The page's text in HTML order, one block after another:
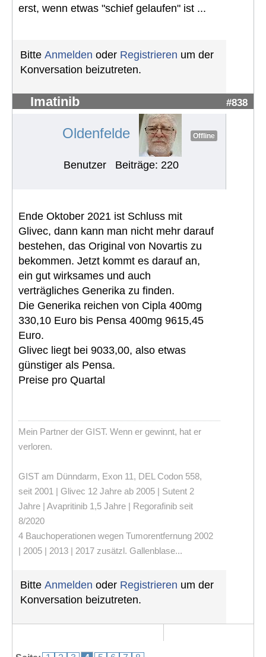
erst, wenn etwas "schief gelaufen" ist ...
Bitte Anmelden oder Registrieren um der
Konversation beizutreten.
Imatinib #838
Oldenfelde Offline
Benutzer Beiträge: 220
Ende Oktober 2021 ist Schluss mit
Glivec, dann kann man nicht mehr darauf
bestehen, das Original von Novartis zu
bekommen. Jetzt kommt es darauf an,
ein gut wirksames und auch
verträgliches Generika zu finden.
Die Generika reichen von Cipla 400mg
330,10 Euro bis Pensa 400mg 9615,45
Euro.
Glivec liegt bei 9033,00, also etwas
günstiger als Pensa.
Preise pro Quartal
Mein Partner der GIST. Wenn er gewinnt, hat er
verloren.
GIST am Dünndarm, Exon 11, DEL Codon 558,
seit 2001 | Glivec 12 Jahre ab 2005 | Sutent 2
Jahre | Avapritinib 1,5 Jahre | Regorafinib seit
8/2020
4 Bauchoperationen wegen Tumorentfernung 2002
| 2005 | 2013 | 2017 zusätzl. Gallenblase...
Bitte Anmelden oder Registrieren um der
Konversation beizutreten.